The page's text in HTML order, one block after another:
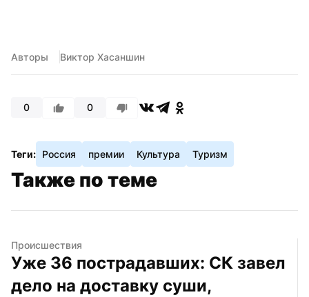
Авторы Виктор Хасаншин
0 0
Теги: Россия премии Культура Туризм
Также по теме
Происшествия
Уже 36 пострадавших: СК завел
дело на доставку суши,